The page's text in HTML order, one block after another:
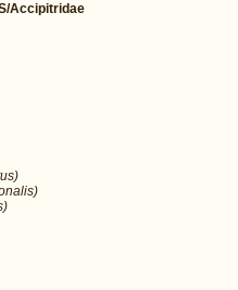
Accipitridae